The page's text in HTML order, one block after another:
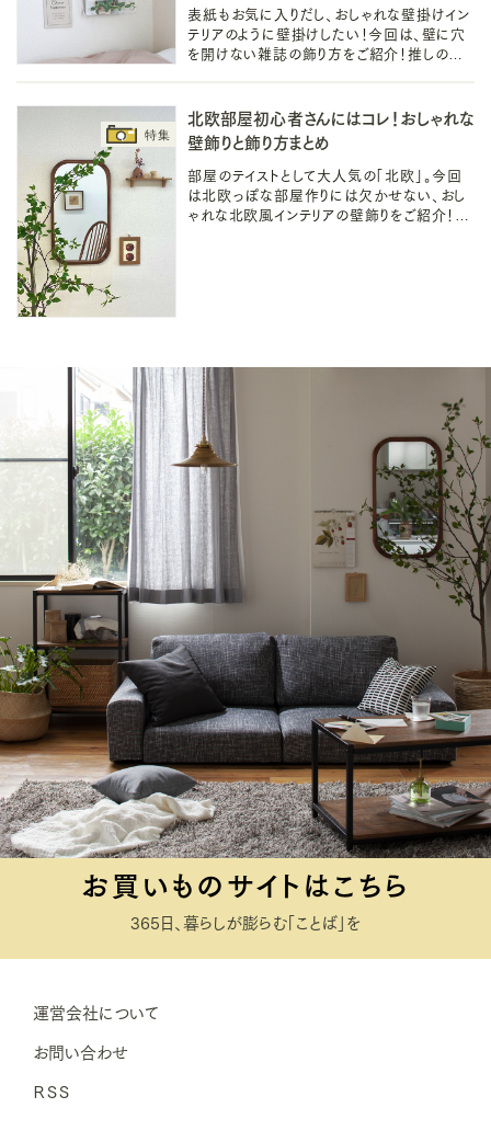
表紙もお気に入りだし、おしゃれな壁掛けイン
テリアのように壁掛けしたい！今回は、壁に穴
を開けない雑誌の飾り方をご紹介！推しのオ
北欧部屋初心者さんにはコレ！おしゃれな
壁飾りと飾り方まとめ
部屋のテイストとして大人気の「北欧」。今回
は北欧っぽな部屋作りには欠かせない、おし
ゃれな北欧風インテリアの壁飾りをご紹介！マ
お買いものサイトはこちら
365日、暮らしが膨らむ「ことば」を
運営会社について
お問い合わせ
ＲＳＳ